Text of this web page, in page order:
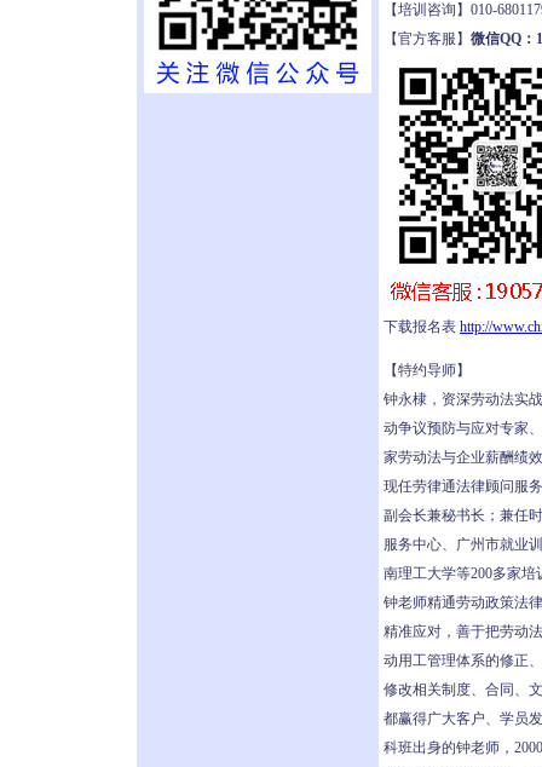
【培训咨询】010-
【官方客服】 微信QQ：
下载报名表 http://
【特约导师】
钟永棣，资深劳动法实
动争议预防与应对专家
家劳动法与企业薪酬绩
现任劳律通法律顾问服
副会长兼秘书长；兼任
服务中心、广州市就业
南理工大学等200多家
钟老师精通劳动政策法
精准应对，善于把劳动
动用工管理体系的修正
修改相关制度、合同、
都赢得广大客户、学员
科班出身的钟老师，